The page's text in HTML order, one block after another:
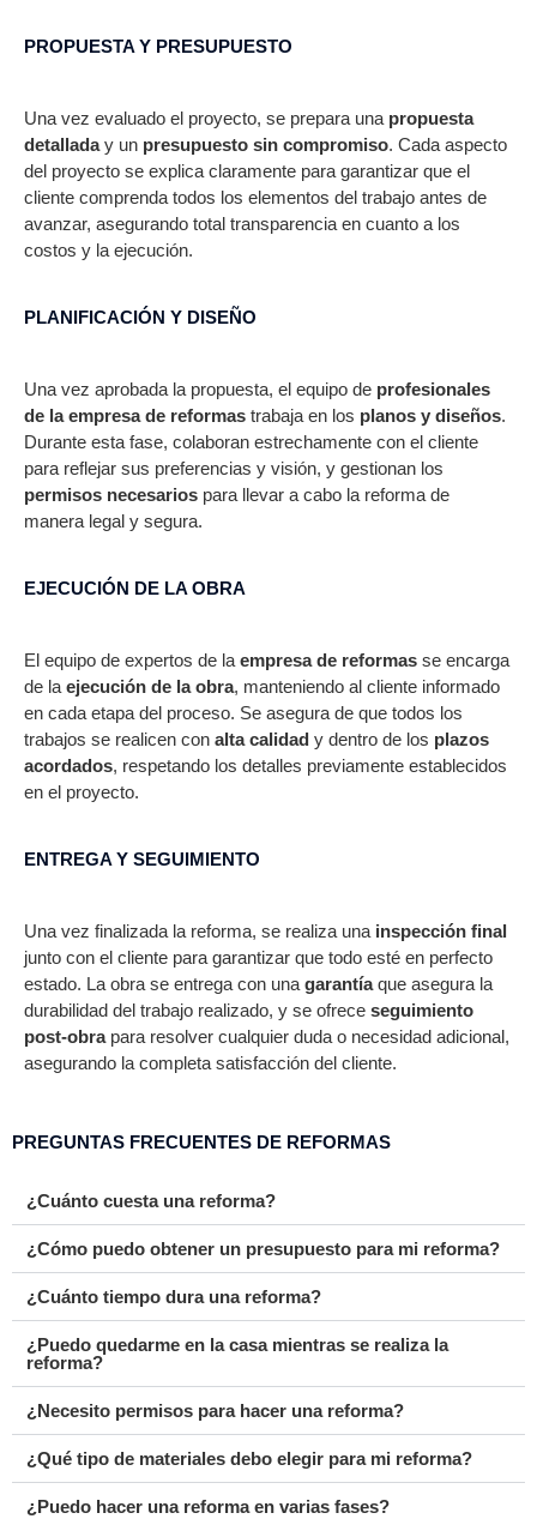
PROPUESTA Y PRESUPUESTO
Una vez evaluado el proyecto, se prepara una propuesta
detalladay un presupuesto sin compromiso. Cada aspecto
del proyecto se explica claramente para garantizar que el
cliente comprenda todos los elementos del trabajo antes de
avanzar, asegurando total transparencia en cuanto a los
costos y la ejecución.
PLANIFICACIÓN Y DISEÑO
Una vez aprobada la propuesta, el equipo de profesionales
de la empresa de reformas trabaja en los planos y diseños.
Durante esta fase, colaboran estrechamente con el cliente
para reflejar sus preferencias y visión, y gestionan los
permisos necesarios para llevar a cabo la reforma de
manera legal y segura.
EJECUCIÓN DE LA OBRA
El equipo de expertos de la empresa de reformas se encarga
de la ejecución de la obra, manteniendo al cliente informado
en cada etapa del proceso. Se asegura de que todos los
trabajos se realicen con alta calidad y dentro de los plazos
acordados, respetando los detalles previamente establecidos
en el proyecto.
ENTREGA Y SEGUIMIENTO
Una vez finalizada la reforma, se realiza una inspección final
junto con el cliente para garantizar que todo esté en perfecto
estado. La obra se entrega con una garantíaque asegura la
durabilidad del trabajo realizado, y se ofrece seguimiento
post-obrapara resolver cualquier duda o necesidad adicional,
asegurando la completa satisfacción del cliente.
PREGUNTAS FRECUENTES DE REFORMAS
¿Cuánto cuesta una reforma?
¿Cómo puedo obtener un presupuesto para mi reforma?
¿Cuánto tiempo dura una reforma?
¿Puedo quedarme en la casa mientras se realiza la
reforma?
¿Necesito permisos para hacer una reforma?
¿Qué tipo de materiales debo elegir para mi reforma?
¿Puedo hacer una reforma en varias fases?